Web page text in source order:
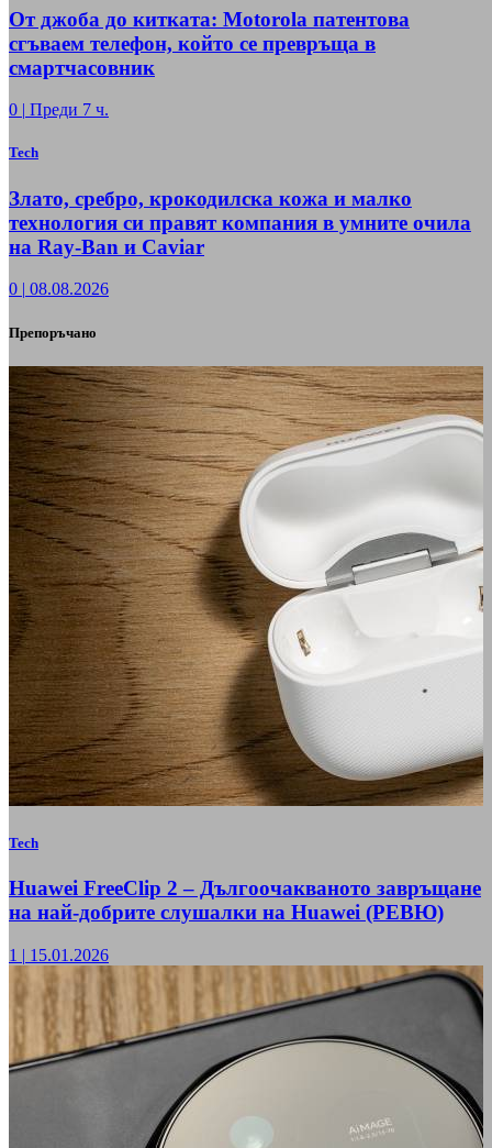
От джоба до китката: Motorola патентова
сгъваем телефон, който се превръща в
смартчасовник
0 | Преди 7 ч.
Tech
Злато, сребро, крокодилска кожа и малко
технология си правят компания в умните очила
на Ray-Ban и Caviar
0 | 08.08.2026
Препоръчано
Tech
Huawei FreeClip 2 – Дългоочакваното завръщане
на най-добрите слушалки на Huawei (РЕВЮ)
1 | 15.01.2026